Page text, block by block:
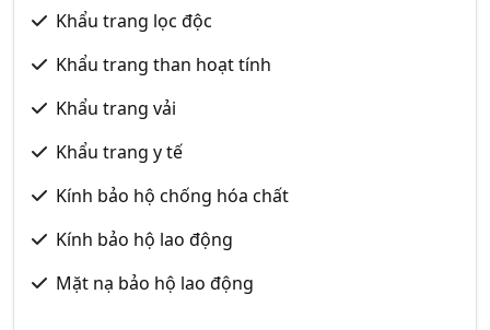
Khẩu trang lọc độc
Khẩu trang than hoạt tính
Khẩu trang vải
Khẩu trang y tế
Kính bảo hộ chống hóa chất
Kính bảo hộ lao động
Mặt nạ bảo hộ lao động